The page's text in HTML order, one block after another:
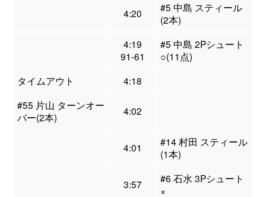
4:20
#5 中島 スティール
(2本)
4:19
91-61
#5 中島 2Pシュート
○(11点)
タイムアウト
4:18
#55 片山 ターンオー
バー(2本)
4:02
4:01
#14 村田 スティール
(1本)
3:57
#6 石水 3Pシュート
×